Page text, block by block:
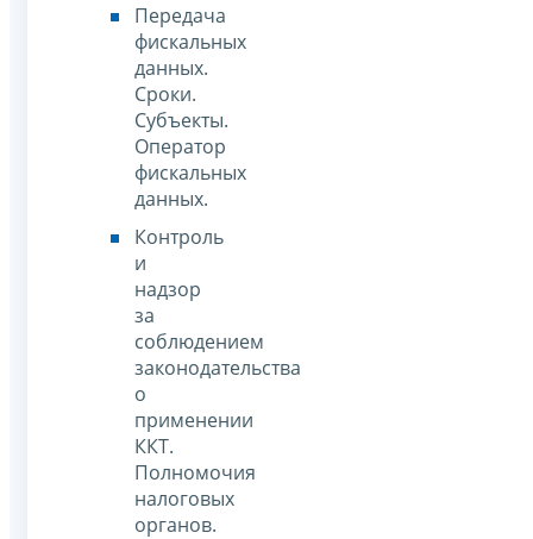
Передача
фискальных
данных.
Сроки.
Субъекты.
Оператор
фискальных
данных.
Контроль
и
надзор
за
соблюдением
законодательства
о
применении
ККТ.
Полномочия
налоговых
органов.